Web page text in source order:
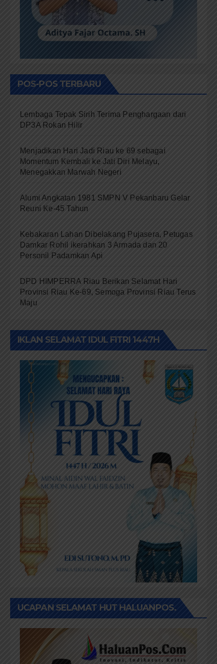
POS-POS TERBARU
Lembaga Tepak Sirih Terima Penghargaan dari
DP3A Rokan Hilir
Menjadikan Hari Jadi Riau ke 69 sebagai
Momentum Kembali ke Jati Diri Melayu,
Menegakkan Marwah Negeri
Alumi Angkatan 1981 SMPN V Pekanbaru Gelar
Reuni Ke-45 Tahun
Kebakaran Lahan Dibelakang Pujasera, Petugas
Damkar Rohil ikerahkan 3 Armada dan 20
Personil Padamkan Api
DPD HIMPERRA Riau Berikan Selamat Hari
Provinsi Riau Ke-69, Semoga Provinsi Riau Terus
Maju
IKLAN SELAMAT IDUL FITRI 1447H
UCAPAN SELAMAT HUT HALUANPOS.